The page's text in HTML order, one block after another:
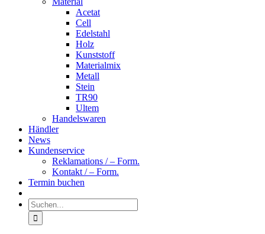
Acetat
Cell
Edelstahl
Holz
Kunststoff
Materialmix
Metall
Stein
TR90
Ultem
Handelswaren
Händler
News
Kundenservice
Reklamations / – Form.
Kontakt / – Form.
Termin buchen
Suche
nach: